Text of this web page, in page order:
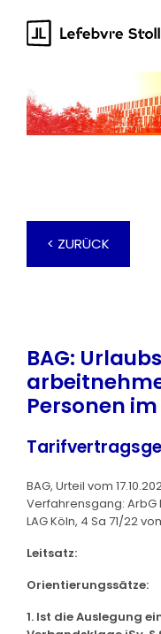
springen
< ZURÜCK
BAG:
Personen
BAG, Urteil vom
Verfahrensgang: ArbG
LAG Köln, 4 Sa 71/22
Leitsatz:
Orientierungssätze:
1. Ist die Auslegung